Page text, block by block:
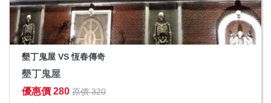
墾丁鬼屋 VS 恆春傳奇
墾丁鬼屋
優惠價 280 原價 320